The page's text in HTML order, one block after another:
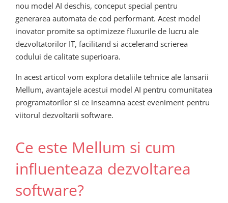
nou model AI deschis, conceput special pentru
generarea automata de cod performant. Acest model
inovator promite sa optimizeze fluxurile de lucru ale
dezvoltatorilor IT, facilitand si accelerand scrierea
codului de calitate superioara.
In acest articol vom explora detaliile tehnice ale lansarii
Mellum, avantajele acestui model AI pentru comunitatea
programatorilor si ce inseamna acest eveniment pentru
viitorul dezvoltarii software.
Ce este Mellum si cum
influenteaza dezvoltarea
software?